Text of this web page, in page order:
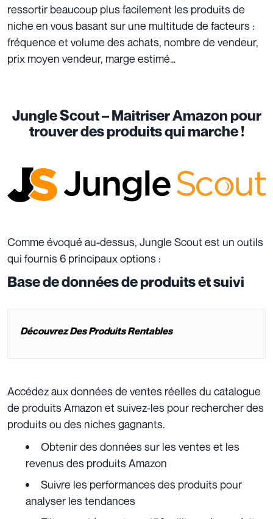
ressortir beaucoup plus facilement les produits de
niche en vous basant sur une multitude de facteurs :
fréquence et volume des achats, nombre de vendeur,
prix moyen vendeur, marge estimé…
Jungle Scout – Maitriser Amazon pour
trouver des produits qui marche !
Comme évoqué au-dessus, Jungle Scout est un outils
qui fournis 6 principaux options :
Base de données de produits et suivi
Découvrez Des Produits Rentables
Accédez aux données de ventes réelles du catalogue
de produits Amazon et suivez-les pour rechercher des
produits ou des niches gagnants.
Obtenir des données sur les ventes et les
revenus des produits Amazon
Suivre les performances des produits pour
analyser les tendances